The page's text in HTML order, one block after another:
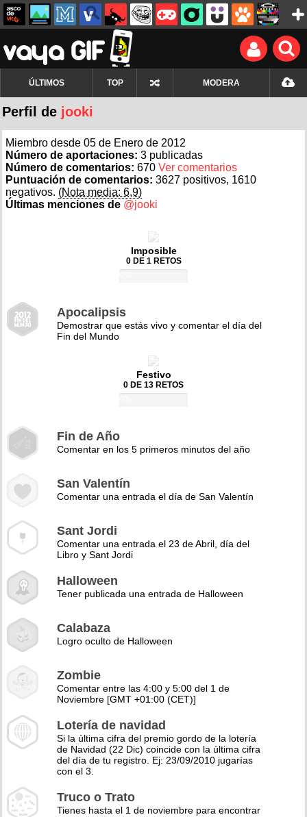
ÚLTIMOS TOP MODERA
Perfil de jooki
Miembro desde 05 de Enero de 2012
Número de aportaciones: 3 publicadas
Número de comentarios: 670 Ver comentarios
Puntuación de comentarios: 3627 positivos, 1610
negativos. (Nota media: 6,9)
Últimas menciones de @jooki
Imposible
0 DE 1 RETOS
Apocalipsis
Demostrar que estás vivo y comentar el día del
Fin del Mundo
Festivo
0 DE 13 RETOS
Fin de Año
Comentar en los 5 primeros minutos del año
San Valentín
Comentar una entrada el día de San Valentín
Sant Jordi
Comentar una entrada el 23 de Abril, día del
Libro y Sant Jordi
Halloween
Tener publicada una entrada de Halloween
Calabaza
Logro oculto de Halloween
Zombie
Comentar entre las 4:00 y 5:00 del 1 de
Noviembre [GMT +01:00 (CET)]
Lotería de navidad
Si la última cifra del premio gordo de la lotería
de Navidad (22 Dic) coincide con la última cifra
del día de tu registro. Ej: 23/09/2010 jugarías
con el 3.
Truco o Trato
Tienes hasta el 1 de noviembre para encontrar